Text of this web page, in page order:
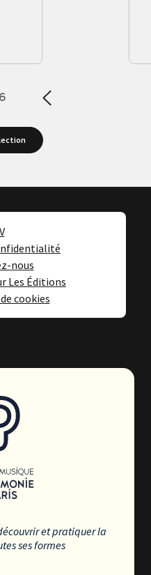
nous
Les Éditions
cookies